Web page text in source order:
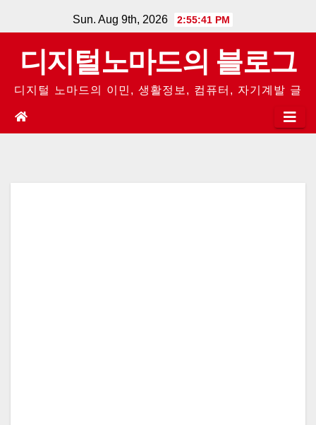
to
content
Sun. Aug 9th, 2026 2:55:42 PM
디지털노마드의 블로그
디지털 노마드의 이민, 생활정보, 컴퓨터, 자기계발 글